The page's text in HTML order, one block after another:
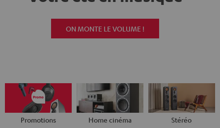
ON MONTE LE VOLUME !
Promotions Home cinéma Stéréo